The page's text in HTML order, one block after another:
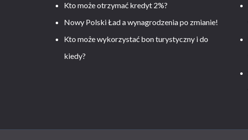
Kto może otrzymać kredyt 2%?
Nowy Polski Ład a wynagrodzenia po zmianie!
Kto może wykorzystać bon turystyczny i do
kiedy?